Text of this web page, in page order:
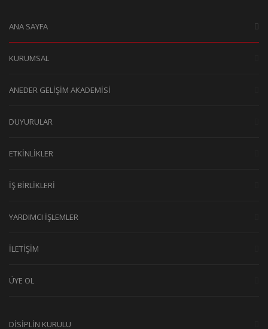
ANA SAYFA
KURUMSAL
ANEDER GELİŞİM AKADEMİSİ
DUYURULAR
ETKİNLİKLER
İŞ BİRLİKLERİ
YARDIMCI İŞLEMLER
İLETİŞİM
ÜYE OL
DİSİPLİN KURULU